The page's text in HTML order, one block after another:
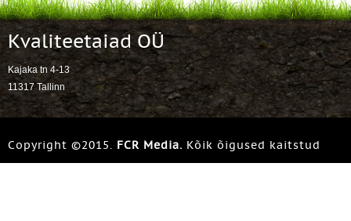
Kvaliteetaiad OÜ
Kajaka tn 4-13
11317 Tallinn
Copyright ©2015. FCR Media. Kõik õigused kaitstud